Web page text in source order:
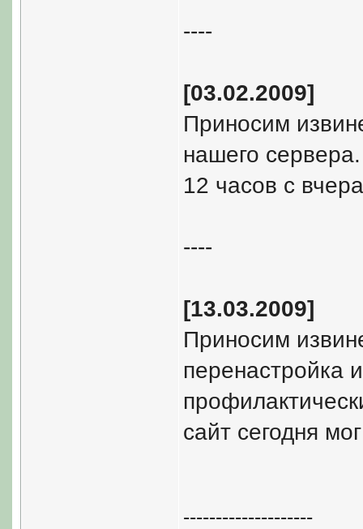
----
[03.02.2009]
Приносим
нашего
12 часов с
----
[13.03.2009]
Приносим
перенастройка
сайт сегодня
--------------------